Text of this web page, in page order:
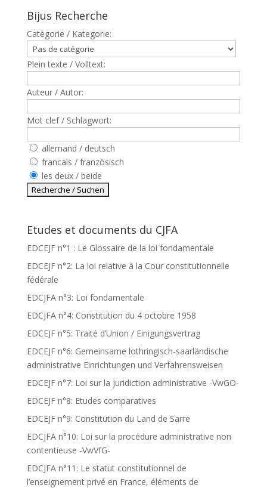
Bijus Recherche
Catègorie / Kategorie:
Plein texte / Volltext:
Auteur / Autor:
Mot clef / Schlagwort:
allemand / deutsch
francais / französisch
les deux / beide
Etudes et documents du CJFA
EDCEJF n°1 : Le Glossaire de la loi fondamentale
EDCEJF n°2: La loi relative à la Cour constitutionnelle
fédérale
EDCJFA n°3: Loi fondamentale
EDCJFA n°4: Constitution du 4 octobre 1958
EDCEJF n°5: Traité d’Union / Einigungsvertrag
EDCEJF n°6: Gemeinsame lothringisch-saarländische
administrative Einrichtungen und Verfahrensweisen
EDCEJF n°7: Loi sur la juridiction administrative -VwGO-
EDCEJF n°8: Etudes comparatives
EDCEJF n°9: Constitution du Land de Sarre
EDCJFA n°10: Loi sur la procédure administrative non
contentieuse -VwVfG-
EDCJFA n°11: Le statut constitutionnel de
l’enseignement privé en France, éléments de